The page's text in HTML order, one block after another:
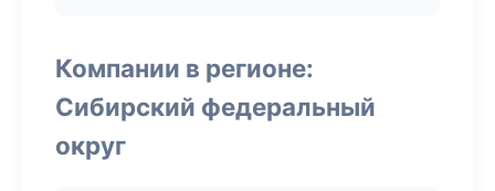
Компании в регионе:
Сибирский федеральный
округ